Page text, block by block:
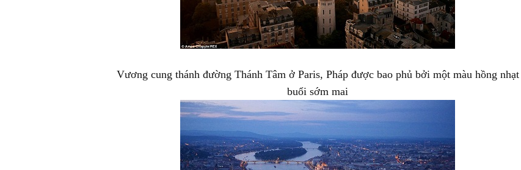
Vương cung thánh đường Thánh Tâm ở Paris, Pháp được bao phủ bởi một màu hồng nhạt
buổi sớm mai